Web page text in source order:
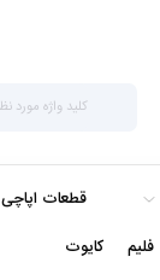
قطعات اپاچی
فلیم کایوت